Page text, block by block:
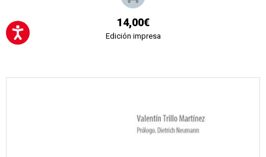
14,00€
Edición impresa